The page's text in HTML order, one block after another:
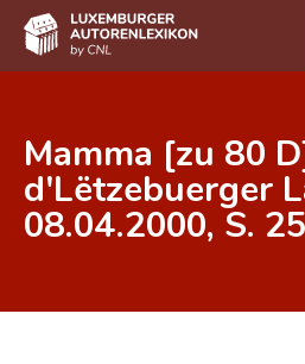
DE FR
Home
Erweiterte Suche
Mamma [zu 80
d'Lëtzebuerger
08.04.2000, S. 25